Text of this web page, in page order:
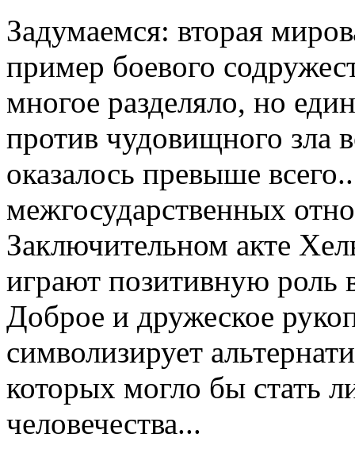
Задумаемся: вторая
пример боевого
многое разделяло, но
против чудовищного зла
оказалось превыше
межгосударственных
Заключительном акте
играют позитивную роль
Доброе и дружеское
символизирует
которых могло бы стать
человечества...